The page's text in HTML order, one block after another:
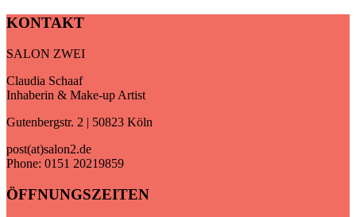
KONTAKT
SALON ZWEI
Claudia Schaaf
Inhaberin & Make-up Artist
Gutenbergstr. 2 | 50823 Köln
post(at)salon2.de
Phone: 0151 20219859
ÖFFNUNGSZEITEN